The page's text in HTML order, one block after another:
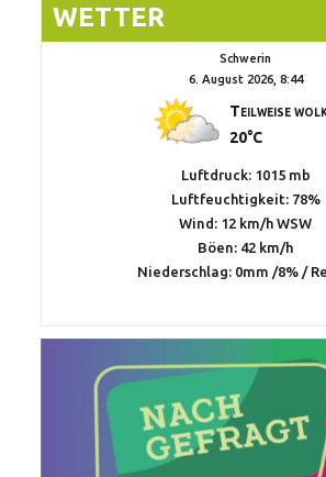
WETTER
Schwerin
6. August 2026, 8:44
Teilweise
20°C
Luftdruck: 1015 mb
Luftfeuchtigkeit: 78%
Wind: 12 km/h WSW
Böen: 42 km/h
Niederschlag: 0mm /8%/